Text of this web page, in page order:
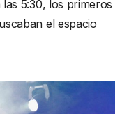
5:30, los primeros
el espacio